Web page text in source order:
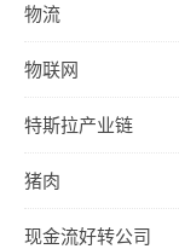
物流
物联网
特斯拉产业链
猪肉
现金流好转公司